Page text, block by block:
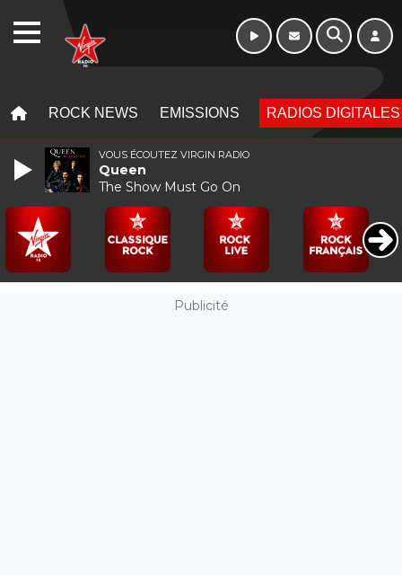
ROCK NEWS EMISSIONS RADIOS DIGITALES
Publicité
VOUS ÉCOUTEZ VIRGIN RADIO
Queen
The Show Must Go On
WEBRADIO